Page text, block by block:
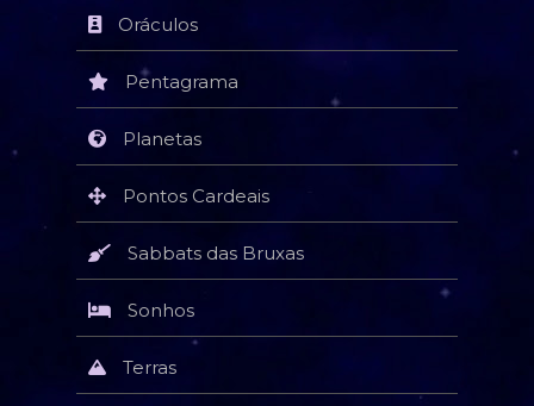
Oráculos
Pentagrama
Planetas
Pontos Cardeais
Sabbats das Bruxas
Sonhos
Terras